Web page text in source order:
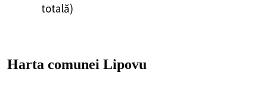
totală)
Harta comunei Lipovu